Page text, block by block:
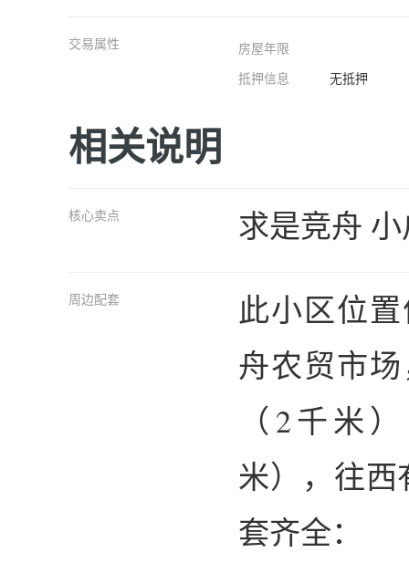
交易属性
房屋年限
抵押信息
无抵押
相关说明
核心卖点 求是竞舟
周边配套
此小区位
舟农贸市
（2千米
米），往西
套齐全：